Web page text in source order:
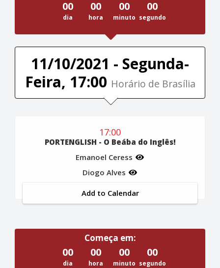
00
dia
00
hora
00
minuto
00
segundo
11/10/2021 - Segunda-
Feira, 17:00 Horário de Brasília
17:00
PORTENGLISH - O Beába do Inglês!
Emanoel Ceress
Diogo Alves
Add to Calendar
Começa em:
00
dia
00
hora
00
minuto
00
segundo